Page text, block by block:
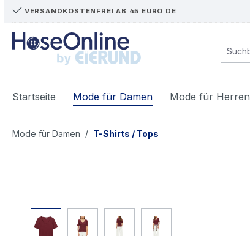
Hauptinhalt springen
Zur Suche springen
Zur Hauptnavigation springen
VERSANDKOSTENFREI AB 45 EURO DE
Startseite Mode für Damen Mode für Herren
Mode für Damen / T-Shirts / Tops
Bildergalerie überspringen